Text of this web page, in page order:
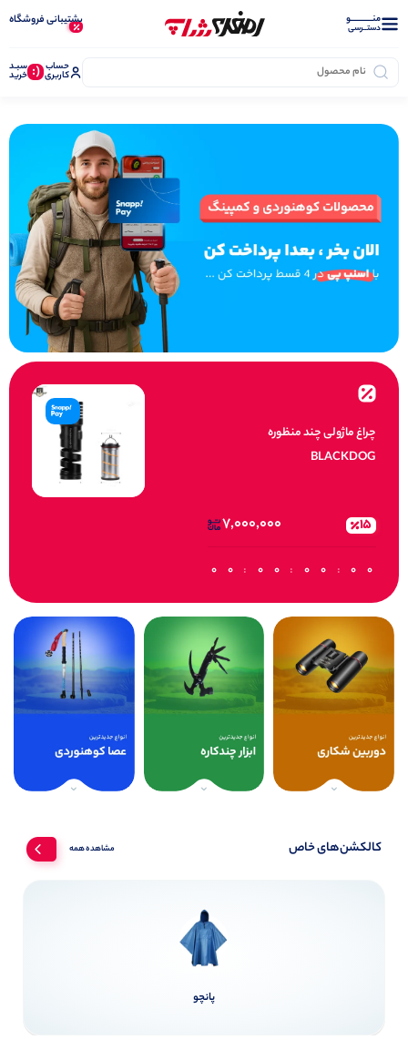
منــــــــــــو
دستــرسی
پشتیبانی فروشگاه
حساب
کاربری (: سبـد
خرید
چراغ ماژولی چند منظوره
BLACKDOG
15
7,000,000
0
0
:
0
0
:
0
0
:
0
0
کالکشن‌های خاص مشاهده همه
پانچو